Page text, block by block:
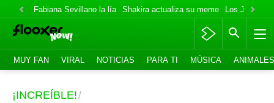
Fabiana Sevillano la lía Shakira actualiza su meme Los Jonas
MUY FAN VIRAL NOTICIAS PARA TI MÚSICA ANIMALES
¡INCREÍBLE!